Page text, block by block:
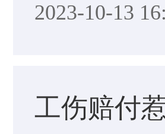
2023-10-13
工伤赔付